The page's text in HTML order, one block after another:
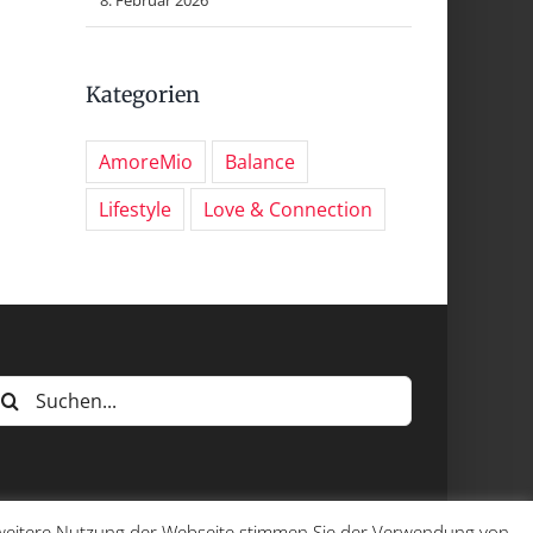
Kategorien
AmoreMio
Balance
Lifestyle
Love & Connection